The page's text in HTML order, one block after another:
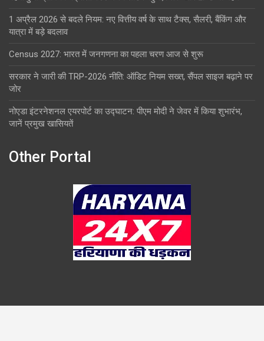
1 अप्रैल 2026 से बदले नियम: नए वित्तीय वर्ष के साथ टैक्स, सैलरी, बैंकिंग और
यात्रा में बड़े बदलाव
Census 2027: भारत में जनगणना का पहला चरण आज से शुरू
सरकार ने जारी की TRP-2026 नीति: ऑडिट नियम सख्त, सैंपल साइज बढ़ाने पर
जोर
नोएडा इंटरनेशनल एयरपोर्ट का उद्घाटन: पीएम मोदी ने जेवर में किया शुभारंभ,
जानें प्रमुख खासियतें
Other Portal